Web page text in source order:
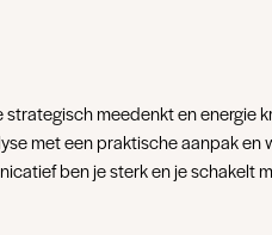
meedenkt en energie
met een praktische aanpak en
ben je sterk en je schakelt